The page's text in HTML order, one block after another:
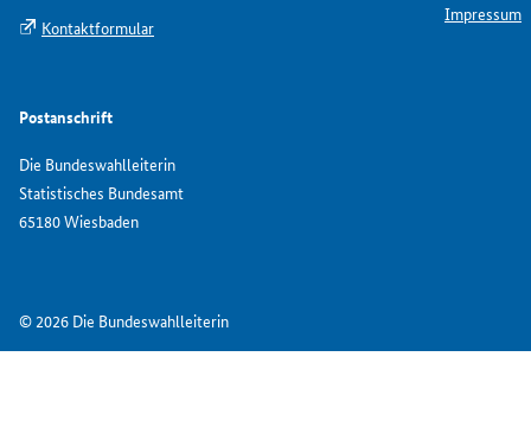
Kontaktformular
Postanschrift
Die Bundeswahlleiterin
Statistisches Bundesamt
65180 Wiesbaden
Impressum
© 2026 Die Bundeswahlleiterin